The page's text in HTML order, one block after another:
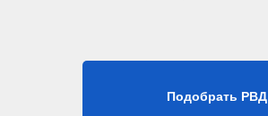
Подобрать РВД